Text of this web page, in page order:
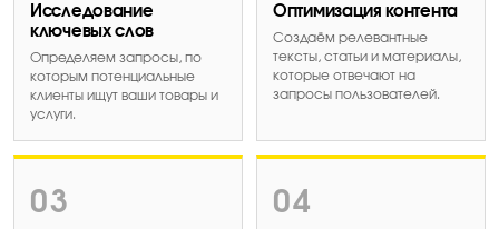
Исследование
ключевых слов
Определяем запросы, по
которым потенциальные
клиенты ищут ваши товары и
услуги.
Оптимизация контента
Создаём релевантные
тексты, статьи и материалы,
которые отвечают на
запросы пользователей.
03 04